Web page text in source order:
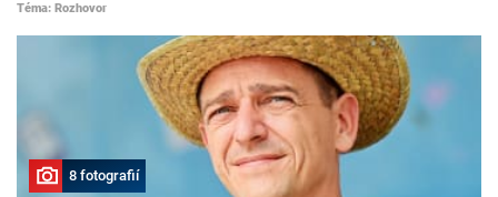
Téma: Rozhovor
8 fotografií